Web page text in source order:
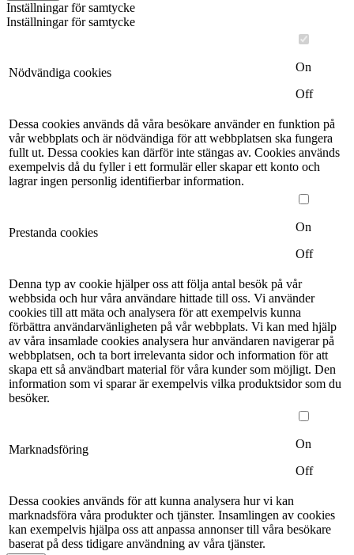
Inställningar för samtycke
Inställningar för samtycke
Nödvändiga cookies
On
Off
Dessa cookies används då våra besökare använder en funktion på
vår webbplats och är nödvändiga för att webbplatsen ska fungera
fullt ut. Dessa cookies kan därför inte stängas av. Cookies används
exempelvis då du fyller i ett formulär eller skapar ett konto och
lagrar ingen personlig identifierbar information.
Prestanda cookies
On
Off
Denna typ av cookie hjälper oss att följa antal besök på vår
webbsida och hur våra användare hittade till oss. Vi använder
cookies till att mäta och analysera för att exempelvis kunna
förbättra användarvänligheten på vår webbplats. Vi kan med hjälp
av våra insamlade cookies analysera hur användaren navigerar på
webbplatsen, och ta bort irrelevanta sidor och information för att
skapa ett så användbart material för våra kunder som möjligt. Den
information som vi sparar är exempelvis vilka produktsidor som du
besöker.
Marknadsföring
On
Off
Dessa cookies används för att kunna analysera hur vi kan
marknadsföra våra produkter och tjänster. Insamlingen av cookies
kan exempelvis hjälpa oss att anpassa annonser till våra besökare
baserat på dess tidigare användning av våra tjänster.